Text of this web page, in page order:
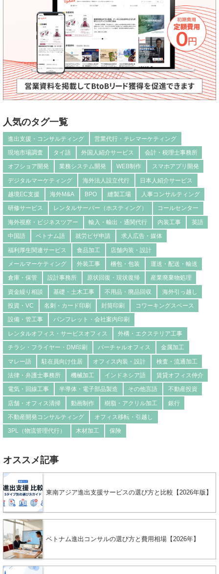
人気のタグ一覧
進出支援・コンサルティング 営業代行・テレマーケティング
現地市場調査 タイ語 外国人紹介サービス 会計・税理士事務所
オフショア開発 業務システム開発 WEB制作 スマホアプリ開発
デジタルマーケティング 海外法人設立代行 日本人紹介サービス
越境EC支援 海外M&A BPO 縫製工場 人事コンサルティング
研修サービス レンタルサーバー（ホスティング） コールセンター
海外視察・ビジネスツアー 輸入・輸出・通関代行 内装工事 英語
中国語 ベトナム語 就労ビザ申請 求人広告・媒体
福利厚生関連サービス 食品加工 店舗内装・設計
メールマーケティング 外装工事 梱包・包装 運送・配送・輸送
倉庫・保管 設計事務所 原状回復・現状復帰 産業廃棄物処理
資金繰り相談 基礎・土木工事 不用品・廃品回収 海外引っ越し
投資・VC 名刺・カード印刷 封筒印刷 コワーキングスペース
設備・管工事 パンフレット・会社案内印刷
レンタルオフィス・サービスオフィス 外構・エクステリア工事
チラシ・フライヤー・DM印刷 バーチャルオフィス 金属加工
マレー語 駐在員向け住居 オフィス内装・設計 検査・流通加工
法律・弁護士事務所 機械加工 インドネシア語 賃貸オフィス仲介
電気・回線工事 半導体・電子部品製造 その他言語 不動産投資
店舗・オフィス清掃 動画制作 樹脂・アクリル加工 銀行
不動産開発コンサルティング オフィス移転・引越し
3PL（物流管理代行） 木材加工 保険
オススメ記事
東南アジア進出支援サービスの選び方と比較【2026年版】
ベトナム進出コンサルの選び方と費用相場【2026年】